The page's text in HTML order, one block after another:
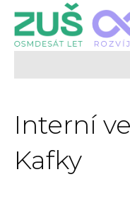
Interní
Kafky